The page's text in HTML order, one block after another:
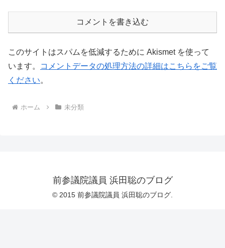
コメントを書き込む
このサイトはスパムを低減するために Akismet を使って
います。
コメントデータの処理方法の詳細はこちらをご覧
ください。
ホーム 未分類
前参議院議員 浜田聡のブログ
© 2015 前参議院議員 浜田聡のブログ.